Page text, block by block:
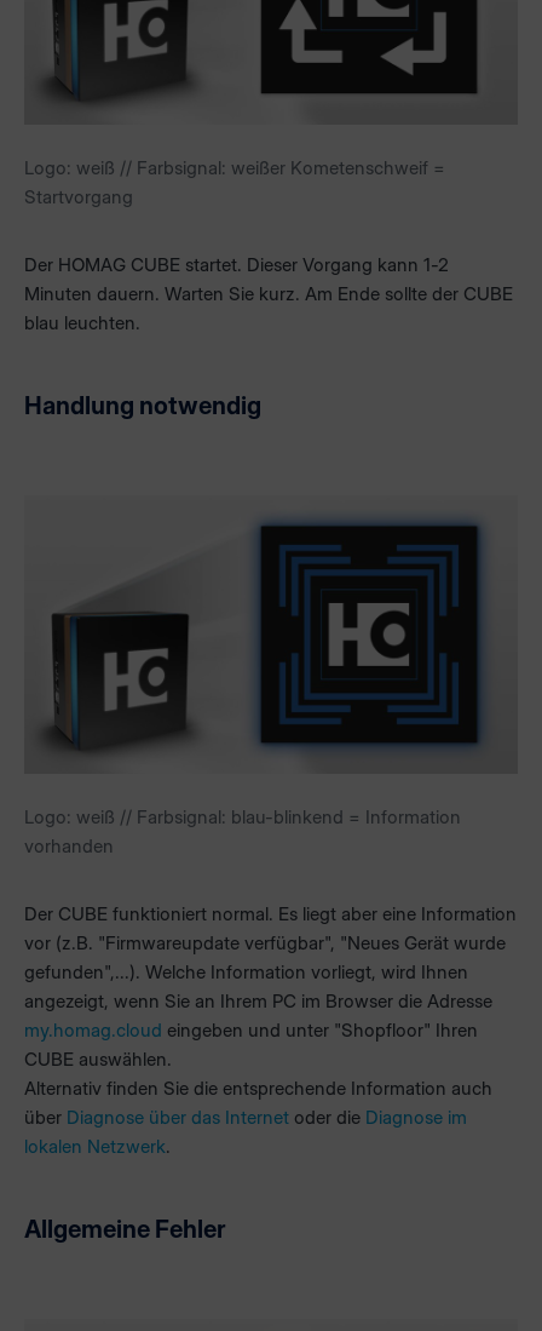
Logo: weiß // Farbsignal: weißer Kometenschweif =
Startvorgang
Der HOMAG CUBE startet. Dieser Vorgang kann 1-2
Minuten dauern. Warten Sie kurz. Am Ende sollte der CUBE
blau leuchten.
Handlung notwendig
Logo: weiß // Farbsignal: blau-blinkend = Information
vorhanden
Der CUBE funktioniert normal. Es liegt aber eine Information
vor (z.B. "Firmwareupdate verfügbar", "Neues Gerät wurde
gefunden",...). Welche Information vorliegt, wird Ihnen
angezeigt, wenn Sie an Ihrem PC im Browser die Adresse
my.homag.cloud eingeben und unter "Shopfloor" Ihren
CUBE auswählen.
Alternativ finden Sie die entsprechende Information auch
über Diagnose über das Internet oder die Diagnose im
lokalen Netzwerk.
Allgemeine Fehler